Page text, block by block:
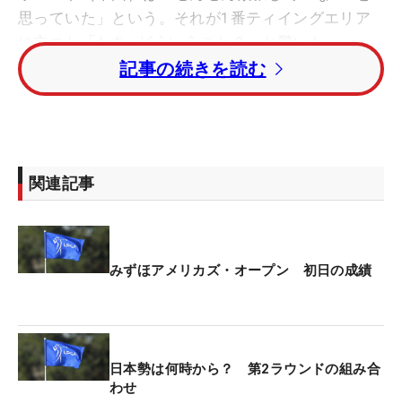
思っていた」という。それが1番ティイングエリア
に立つと「わあ…どういうこと？」と驚いた。
「ホールが突然小さく見えて…2フィート（約60㎝）
ー。5番でトリプルボギーにすると9番はダブルボギ
ー…前半はまさかの「44」と崩れた。
後半は持ち直し「38」。それでも『82』の大叩きで
ブービーの118位で初日を終えた。
会ホストを務めている。今回はスポンサー推薦での
出場となった。それには大きな訳がある。2014年の
「全米女子オープン」覇者のウィーは本戦の出場権
記事の続きを読む
関連記事
みずほアメリカズ・オープン 初日の成績
日本勢は何時から？ 第2ラウンドの組み合
わせ